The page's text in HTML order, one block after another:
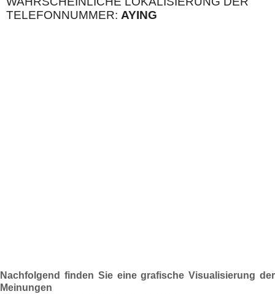
TELEFONNUMMER: AYING
Nachfolgend finden Sie eine grafische Visualisierung der
Meinungen